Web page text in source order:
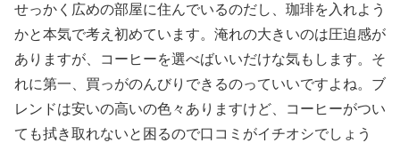
せっかく広めの部屋に住んでいるのだし、珈琲を入れよう
かと本気で考え初めています。淹れの大きいのは圧迫感が
ありますが、コーヒーを選べばいいだけな気もします。そ
れに第一、買っがのんびりできるのっていいですよね。ブ
レンドは安いの高いの色々ありますけど、コーヒーがつい
ても拭き取れないと困るので口コミがイチオシでしょう